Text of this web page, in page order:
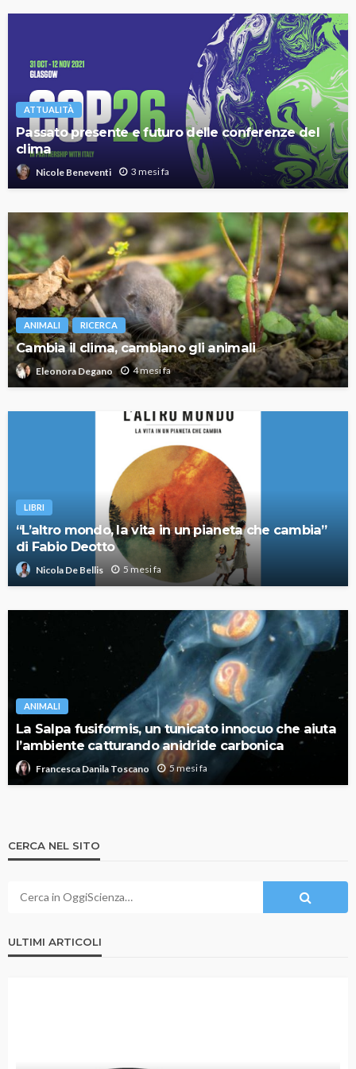
ATTUALITÀ
Passato presente e futuro delle conferenze del
clima
Nicole Beneventi 3 mesi fa
ANIMALI RICERCA
Cambia il clima, cambiano gli animali
Eleonora Degano 4 mesi fa
LIBRI
“L’altro mondo, la vita in un pianeta che cambia”
di Fabio Deotto
Nicola De Bellis 5 mesi fa
ANIMALI
La Salpa fusiformis, un tunicato innocuo che aiuta
l’ambiente catturando anidride carbonica
Francesca Danila Toscano 5 mesi fa
CERCA NEL SITO
ULTIMI ARTICOLI